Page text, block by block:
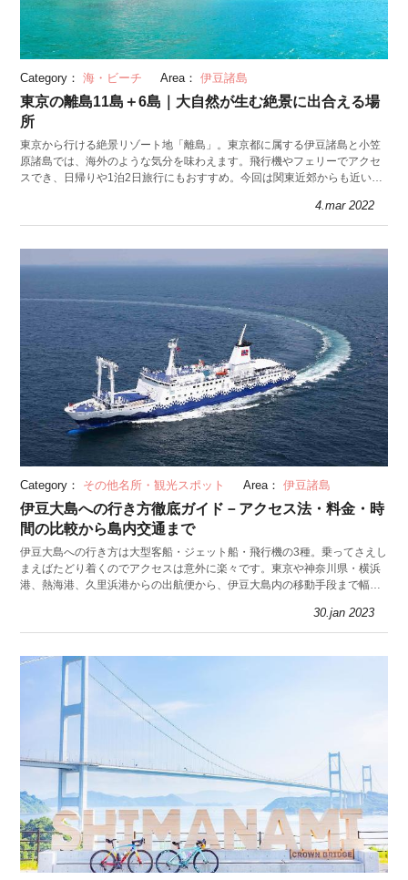
Category： 海・ビーチ Area： 伊豆諸島
東京の離島11島＋6島｜大自然が生む絶景に出合える場
所
東京から行ける絶景リゾート地「離島」。東京都に属する伊豆諸島と小笠
原諸島では、海外のような気分を味わえます。飛行機やフェリーでアクセ
スでき、日帰りや1泊2日旅行にもおすすめ。今回は関東近郊からも近い島
4.mar 2022
Category： その他名所・観光スポット Area： 伊豆諸島
伊豆大島への行き方徹底ガイド－アクセス法・料金・時
間の比較から島内交通まで
伊豆大島への行き方は大型客船・ジェット船・飛行機の3種。乗ってさえし
まえばたどり着くのでアクセスは意外に楽々です。東京や神奈川県・横浜
港、熱海港、久里浜港からの出航便から、伊豆大島内の移動手段まで幅広
30.jan 2023